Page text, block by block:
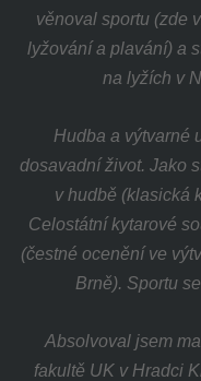
věnoval sportu (zde
lyžování a plavání) a
na lyžích v
Hudba a výtvarné
dosavadní život. Jako
v hudbě (klasická
Celostátní kytarové
(čestné ocenění ve
Brně). Sportu
Absolvoval jsem
fakultě UK v Hradci